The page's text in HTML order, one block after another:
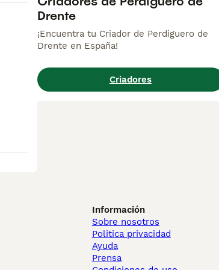
Drente
¡Encuentra tu Criador de Perdiguero de
Drente en España!
Criadores
Información
Sobre nosotros
Politica privacidad
Ayuda
Prensa